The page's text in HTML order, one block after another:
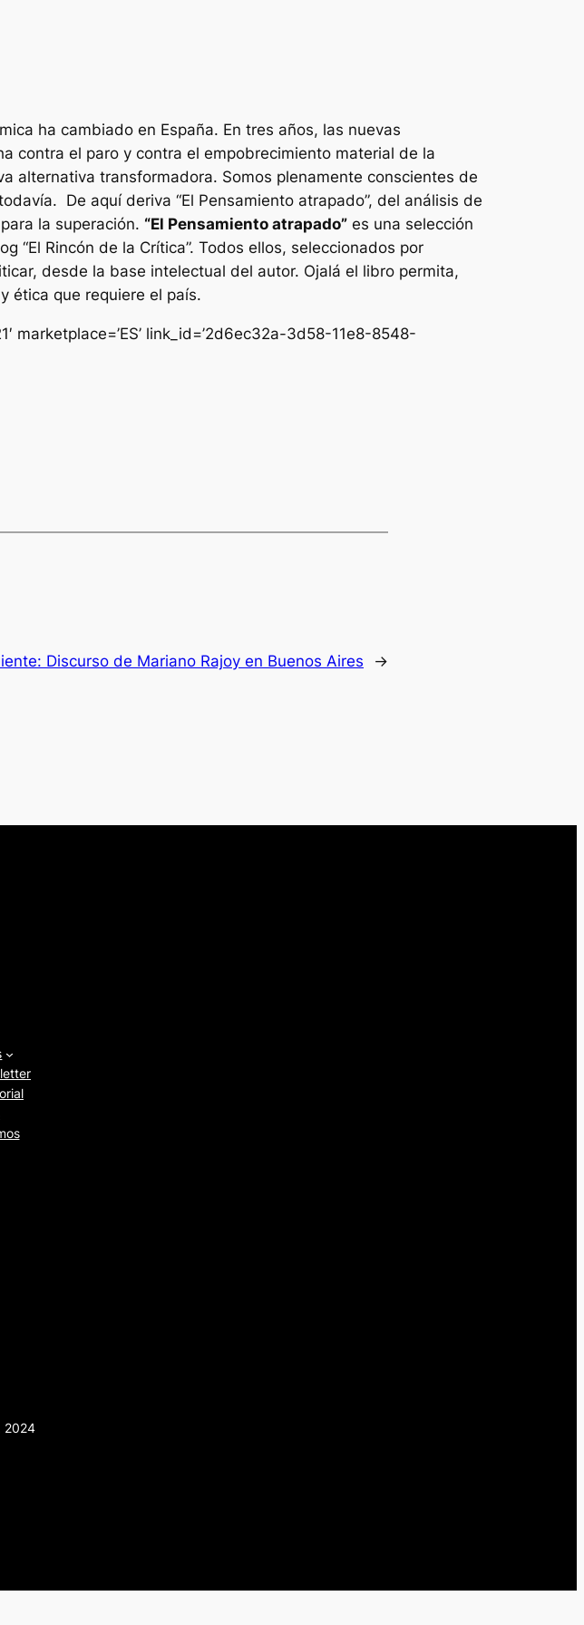
ha cambiado en España. En tres años, las nuevas
contra el paro y contra el empobrecimiento material de la
alternativa transformadora. Somos plenamente conscientes de
De aquí deriva “El Pensamiento atrapado”, del análisis de
la superación. “El Pensamiento atrapado” es una selección
Rincón de la Crítica”. Todos ellos, seleccionados por
desde la base intelectual del autor. Ojalá el libro permita,
ética que requiere el país.
marketplace=’ES’ link_id=’2d6ec32a-3d58-11e8-8548-
Discurso de Mariano Rajoy en Buenos Aires →
2024